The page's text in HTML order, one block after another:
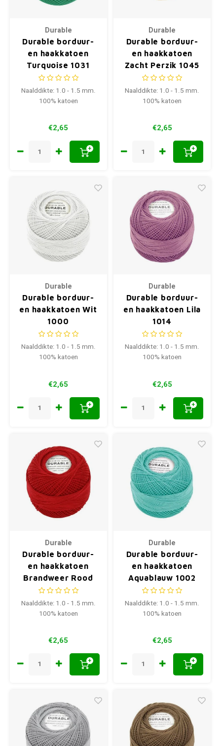
Durable
Durable borduur-
en haakkatoen
Turquoise 1031
Naalddikte: 1.0 - 1.5 mm.
100% katoen
€2,65
+
Durable
Durable borduur-
en haakkatoen
Zacht Perzik 1045
Naalddikte: 1.0 - 1.5 mm.
100% katoen
€2,65
+
Durable
Durable borduur-
en haakkatoen Wit
1000
Naalddikte: 1.0 - 1.5 mm.
100% katoen
€2,65
+
Durable
Durable borduur-
en haakkatoen Lila
1014
Naalddikte: 1.0 - 1.5 mm.
100% katoen
€2,65
+
Durable
Durable borduur-
en haakkatoen
Brandweer Rood
1025
Naalddikte: 1.0 - 1.5 mm.
100% katoen
€2,65
+
Durable
Durable borduur-
en haakkatoen
Aquablauw 1002
Naalddikte: 1.0 - 1.5 mm.
100% katoen
€2,65
+